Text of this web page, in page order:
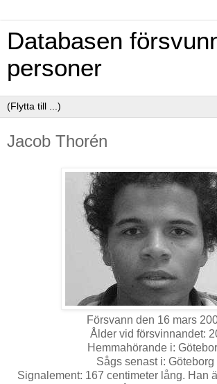
Databasen
personer
Jacob Thorén
Försvann den 16 mars
Ålder vid försvinnandet:
Hemmahörande i:
Sågs senast i: Göteborg
Signalement: 167 centimeter lång. Han